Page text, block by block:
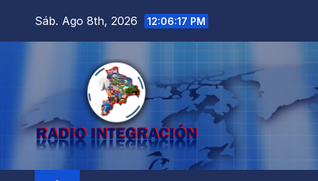
Sáb. Ago 8th, 2026 12:06:18 PM